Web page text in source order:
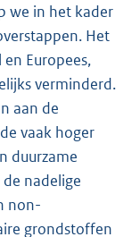
we in het kader
Het
Europees,
verminderd.
aan de
vaak hoger
duurzame
nadelige
non-
grondstoffen